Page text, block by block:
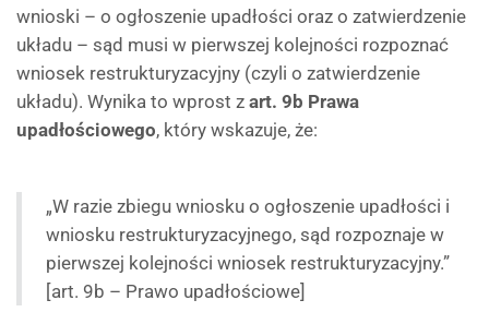
wnioski – o ogłoszenie upadłości oraz o zatwierdzenie
układu – sąd musi w pierwszej kolejności rozpoznać
wniosek restrukturyzacyjny (czyli o zatwierdzenie
układu). Wynika to wprost z art. 9b Prawa
upadłościowego, który wskazuje, że:
„W razie zbiegu wniosku o ogłoszenie upadłości i
wniosku restrukturyzacyjnego, sąd rozpoznaje w
pierwszej kolejności wniosek restrukturyzacyjny.”
[art. 9b – Prawo upadłościowe]